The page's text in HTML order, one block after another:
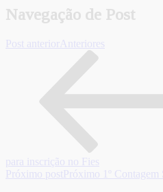
Navegação de Post
Post anterior Anteriores
para inscrição no Fies
Próximo post Próximo 1º